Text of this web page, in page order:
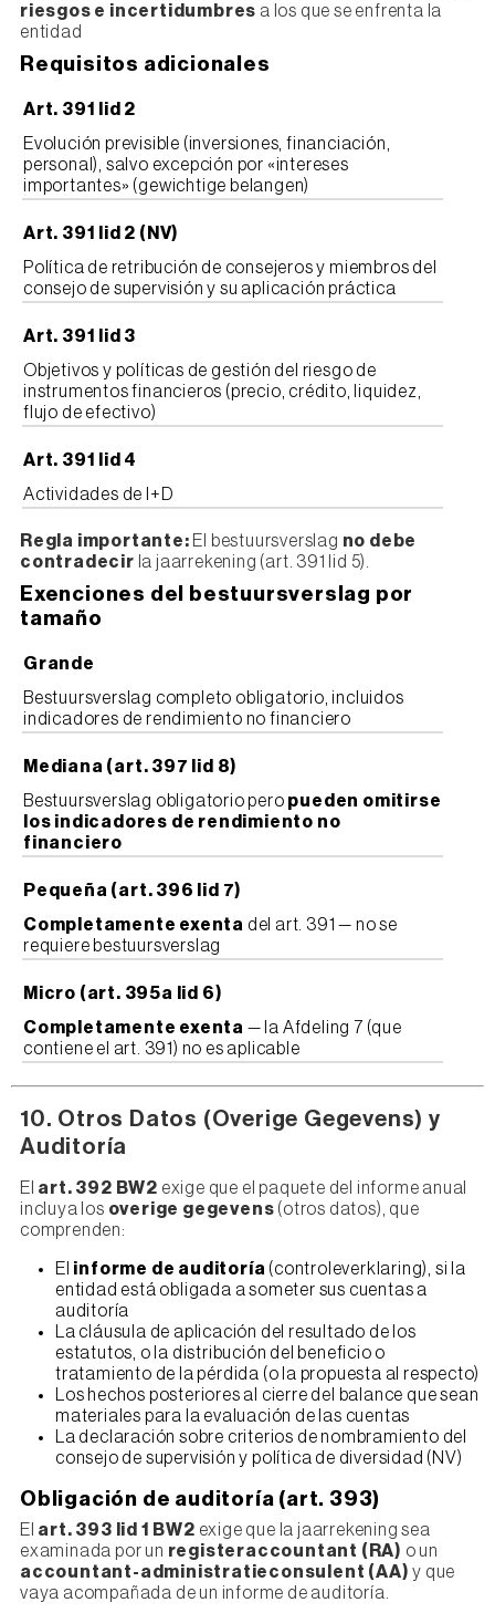
riesgos e incertidumbres a los que se enfrenta la
entidad
Requisitos adicionales
Art. 391 lid 2
Evolución previsible (inversiones, financiación,
personal), salvo excepción por «intereses
importantes» (gewichtige belangen)
Art. 391 lid 2 (NV)
Política de retribución de consejeros y miembros del
consejo de supervisión y su aplicación práctica
Art. 391 lid 3
Objetivos y políticas de gestión del riesgo de
instrumentos financieros (precio, crédito, liquidez,
flujo de efectivo)
Art. 391 lid 4
Actividades de I+D
Regla importante: El bestuursverslag no debe
contradecir la jaarrekening (art. 391 lid 5).
Exenciones del bestuursverslag por
tamaño
Grande
Bestuursverslag completo obligatorio, incluidos
indicadores de rendimiento no financiero
Mediana (art. 397 lid 8)
Bestuursverslag obligatorio pero pueden omitirse
los indicadores de rendimiento no
financiero
Pequeña (art. 396 lid 7)
Completamente exenta del art. 391 — no se
requiere bestuursverslag
Micro (art. 395a lid 6)
Completamente exenta — la Afdeling 7 (que
contiene el art. 391) no es aplicable
10. Otros Datos (Overige Gegevens) y
Auditoría
El art. 392 BW2 exige que el paquete del informe anual
incluya los overige gegevens (otros datos), que
comprenden:
El informe de auditoría (controleverklaring), si la
entidad está obligada a someter sus cuentas a
auditoría
La cláusula de aplicación del resultado de los
estatutos, o la distribución del beneficio o
tratamiento de la pérdida (o la propuesta al respecto)
Los hechos posteriores al cierre del balance que sean
materiales para la evaluación de las cuentas
La declaración sobre criterios de nombramiento del
consejo de supervisión y política de diversidad (NV)
Obligación de auditoría (art. 393)
El art. 393 lid 1 BW2 exige que la jaarrekening sea
examinada por un registeraccountant (RA) o un
accountant-administratieconsulent (AA) y que
vaya acompañada de un informe de auditoría.